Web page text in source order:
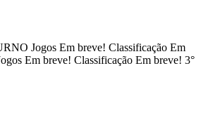
Jogos Em breve! Classificação Em
Em breve! Classificação Em breve! 3°